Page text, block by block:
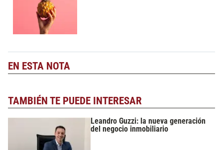
EN ESTA NOTA
TAMBIÉN TE PUEDE INTERESAR
Leandro Guzzi: la nueva generación
del negocio inmobiliario